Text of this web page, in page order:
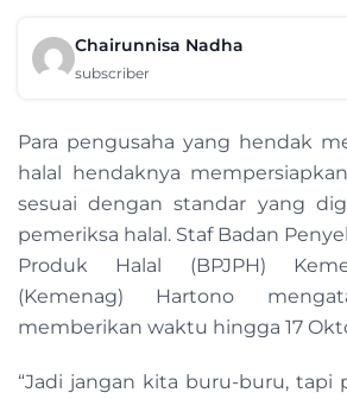
Chairunnisa Nadha
subscriber
Para pengusaha yang hendak
halal hendaknya
sesuai dengan standar yang
pemeriksa halal. Staf Badan
Produk Halal (BPJPH)
(Kemenag) Hartono
memberikan waktu hingga 17
“Jadi jangan kita buru-buru, tapi